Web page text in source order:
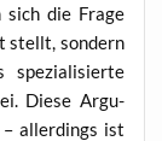
sich die Fra­ge
stellt, son­dern
Die­se Argu­
aller­dings ist